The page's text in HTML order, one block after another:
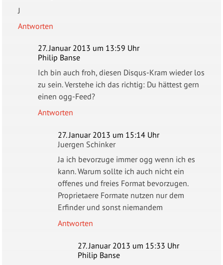
J
Antworten
27. Januar 2013 um 13:59 Uhr
Philip Banse
Ich bin auch froh, diesen Disqus-Kram wieder los
zu sein. Verstehe ich das richtig: Du hättest gern
einen ogg-Feed?
Antworten
27. Januar 2013 um 15:14 Uhr
Juergen Schinker
Ja ich bevorzuge immer ogg wenn ich es
kann. Warum sollte ich auch nicht ein
offenes und freies Format bevorzugen.
Proprietaere Formate nutzen nur dem
Erfinder und sonst niemandem
Antworten
27. Januar 2013 um 15:33 Uhr
Philip Banse